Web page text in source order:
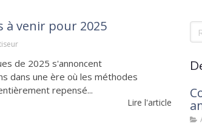
à venir pour 2025
de 2025 s'annoncent
dans une ère où les méthodes
repensé...
Lire l'article